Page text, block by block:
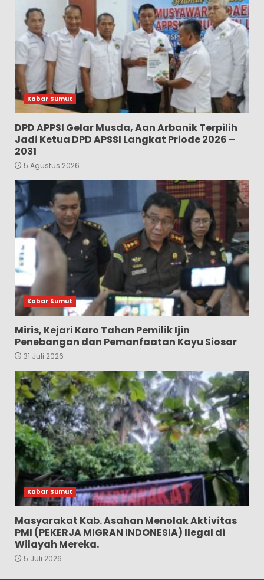
Kabar Sumut
DPD APPSI Gelar Musda, Aan Arbanik Terpilih
Jadi Ketua DPD APSSI Langkat Priode 2026 –
2031
5 Agustus 2026
Kabar Sumut
Miris, Kejari Karo Tahan Pemilik Ijin
Penebangan dan Pemanfaatan Kayu Siosar
31 Juli 2026
Kabar Sumut
Masyarakat Kab. Asahan Menolak Aktivitas
PMI (PEKERJA MIGRAN INDONESIA) Ilegal di
Wilayah Mereka.
5 Juli 2026